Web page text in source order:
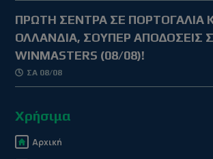
ΠΡΩΤΗ ΣΕΝΤΡΑ ΣΕ ΠΟΡΤΟΓΑΛΙΑ
ΟΛΛΑΝΔΙΑ, ΣΟΥΠΕΡ ΑΠΟΔΟΣΕΙΣ
WINMASTERS (08/08)!
ΣΑ 08/08
Χρήσιμα
Αρχική